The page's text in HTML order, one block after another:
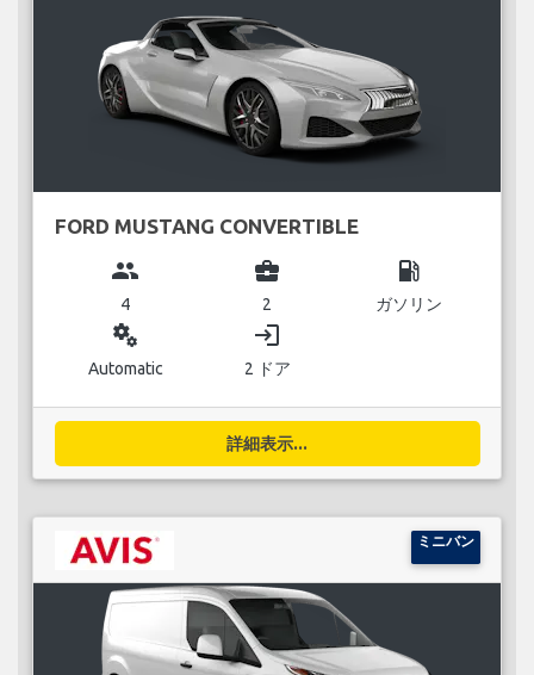
FORD MUSTANG CONVERTIBLE
group
4
business_center
2
local_gas_station
ガソリン
miscellaneous_services
Automatic
login
2 ドア
詳細表示...
ミニバン